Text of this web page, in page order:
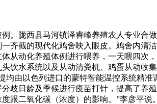
陇西县马河镇泽睿峰养殖农人专业合
齐截的现代化鸡舍映入眼皮。鸡舍内清
从动化养殖体例进行喂养，一天喂四次
饮水系统以及从动清粪机、鸡蛋从动
由以色列进口的蒙特智能温控系统精
歧日龄及季候进行疫苗打针，提高了养
跟二氧化碳（浓度）的影响。”李彦平